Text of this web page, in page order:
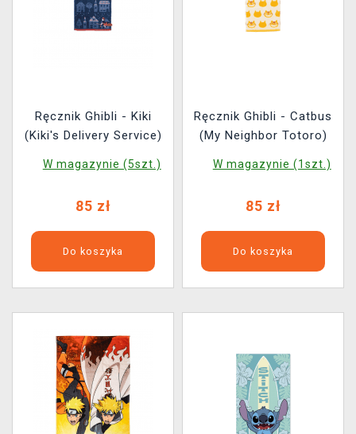
Ręcznik Ghibli - Kiki
(Kiki's Delivery Service)
W magazynie (5szt.)
85 zł
Do koszyka
Ręcznik Ghibli - Catbus
(My Neighbor Totoro)
W magazynie (1szt.)
85 zł
Do koszyka